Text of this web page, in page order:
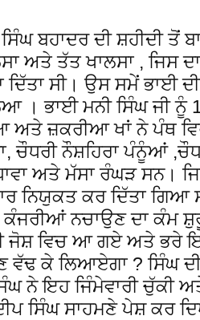
ਬਹਾਦਰ ਦੀ ਸ਼ਹੀਦੀ ਤੋਂ
ਅਤੇ ਤੱਤ ਖਾਲਸਾ , ਜਿਸ ਦਾ
ਸੀ। ਉਸ ਸਮੇਂ ਭਾਈ
। ਭਾਈ ਮਨੀ ਸਿੰਘ ਜੀ ਨੂੰ
ਅਤੇ ਜ਼ਕਰੀਆ ਖਾਂ ਨੇ ਪੰਥ
ਚੌਧਰੀ ਨੌਸ਼ਹਿਰਾ ਪੰਨੂੰਆਂ
ਅਤੇ ਮੱਸਾ ਰੰਘੜ ਸਨ।
ਨਿਯੁਕਤ ਕਰ ਦਿੱਤਾ ਗਿਆ
ਨਚਾਉਣ ਦਾ ਕੰਮ
ਜੋਸ਼ ਵਿਚ ਆ ਗਏ ਅਤੇ ਭਰੇ
ਵੱਢ ਕੇ ਲਿਆਏਗਾ ? ਸਿੰਘ
ਨੇ ਇਹ ਜਿੰਮੇਵਾਰੀ ਚੁੱਕੀ
ਸਿੰਘ ਸਾਹਮਣੇ ਪੇਸ਼ ਕਰ